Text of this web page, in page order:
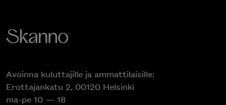
Avoinna kuluttajille ja ammattilaisille:
Erottajankatu 2, 00120 Helsinki
ma-pe 10 — 18